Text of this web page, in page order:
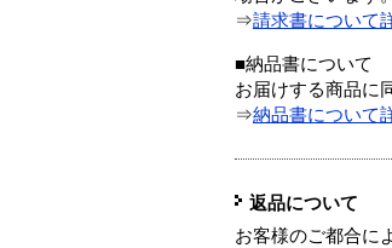
⇒請求書について
■納品書について
お届けする商品に
⇒納品書について
返品について
お客様のご都合に